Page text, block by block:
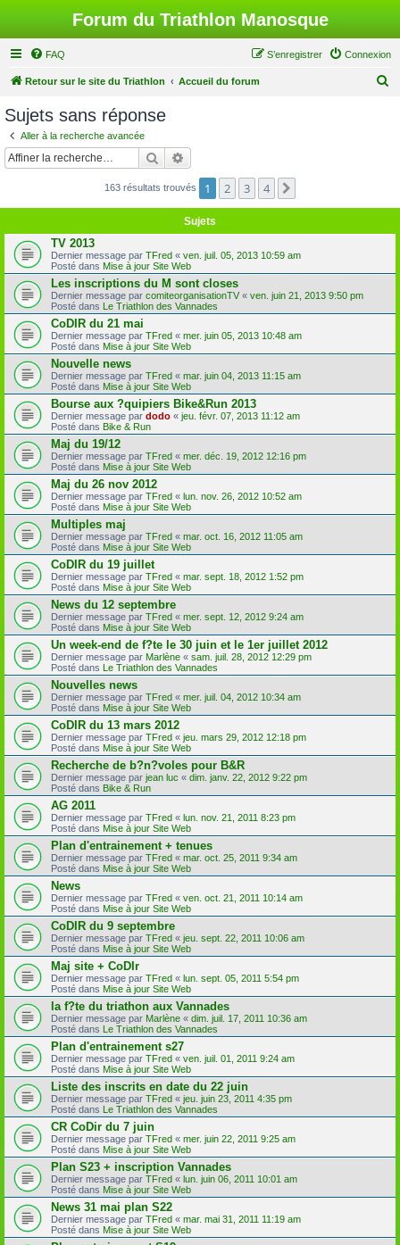
Forum du Triathlon Manosque
FAQ Connexion
S’enregistrer
Retour sur le site du Triathlon Accueil du forum
c
r
Sujets sans réponse
Aller à la recherche avancée
Rechercher
163 résultats trouvés 1 2 3 4
Sujets
TV 2013
Dernier message par TFred « ven. juil. 05, 2013 10:59 am
Posté dans Mise à jour Site Web
Les inscriptions du M sont closes
Dernier message par comiteorganisationTV « ven. juin 21, 2013 9:50 pm
Posté dans Le Triathlon des Vannades
CoDIR du 21 mai
Dernier message par TFred « mer. juin 05, 2013 10:48 am
Posté dans Mise à jour Site Web
Nouvelle news
Dernier message par TFred « mar. juin 04, 2013 11:15 am
Posté dans Mise à jour Site Web
Bourse aux ?quipiers Bike&Run 2013
Dernier message par dodo « jeu. févr. 07, 2013 11:12 am
Posté dans Bike & Run
Maj du 19/12
Dernier message par TFred « mer. déc. 19, 2012 12:16 pm
Posté dans Mise à jour Site Web
Maj du 26 nov 2012
Dernier message par TFred « lun. nov. 26, 2012 10:52 am
Posté dans Mise à jour Site Web
Multiples maj
Dernier message par TFred « mar. oct. 16, 2012 11:05 am
Posté dans Mise à jour Site Web
CoDIR du 19 juillet
Dernier message par TFred « mar. sept. 18, 2012 1:52 pm
Posté dans Mise à jour Site Web
News du 12 septembre
Dernier message par TFred « mer. sept. 12, 2012 9:24 am
Posté dans Mise à jour Site Web
Un week-end de f?te le 30 juin et le 1er juillet 2012
Dernier message par Marlène « sam. juil. 28, 2012 12:29 pm
Posté dans Le Triathlon des Vannades
Nouvelles news
Dernier message par TFred « mer. juil. 04, 2012 10:34 am
Posté dans Mise à jour Site Web
CoDIR du 13 mars 2012
Dernier message par TFred « jeu. mars 29, 2012 12:18 pm
Posté dans Mise à jour Site Web
Recherche de b?n?voles pour B&R
Dernier message par jean luc « dim. janv. 22, 2012 9:22 pm
Posté dans Bike & Run
AG 2011
Dernier message par TFred « lun. nov. 21, 2011 8:23 pm
Posté dans Mise à jour Site Web
Plan d'entrainement + tenues
Dernier message par TFred « mar. oct. 25, 2011 9:34 am
Posté dans Mise à jour Site Web
News
Dernier message par TFred « ven. oct. 21, 2011 10:14 am
Posté dans Mise à jour Site Web
CoDIR du 9 septembre
Dernier message par TFred « jeu. sept. 22, 2011 10:06 am
Posté dans Mise à jour Site Web
Maj site + CoDIr
Dernier message par TFred « lun. sept. 05, 2011 5:54 pm
Posté dans Mise à jour Site Web
la f?te du triathon aux Vannades
Dernier message par Marlène « dim. juil. 17, 2011 10:36 am
Posté dans Le Triathlon des Vannades
Plan d'entrainement s27
Dernier message par TFred « ven. juil. 01, 2011 9:24 am
Posté dans Mise à jour Site Web
Liste des inscrits en date du 22 juin
Dernier message par TFred « jeu. juin 23, 2011 4:35 pm
Posté dans Le Triathlon des Vannades
CR CoDir du 7 juin
Dernier message par TFred « mer. juin 22, 2011 9:25 am
Posté dans Mise à jour Site Web
Plan S23 + inscription Vannades
Dernier message par TFred « lun. juin 06, 2011 10:01 am
Posté dans Mise à jour Site Web
News 31 mai plan S22
Dernier message par TFred « mar. mai 31, 2011 11:19 am
Posté dans Mise à jour Site Web